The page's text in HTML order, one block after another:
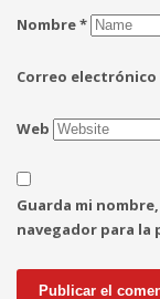
Nombre*
Correo electrónico
Web
Guarda mi
navegador para la